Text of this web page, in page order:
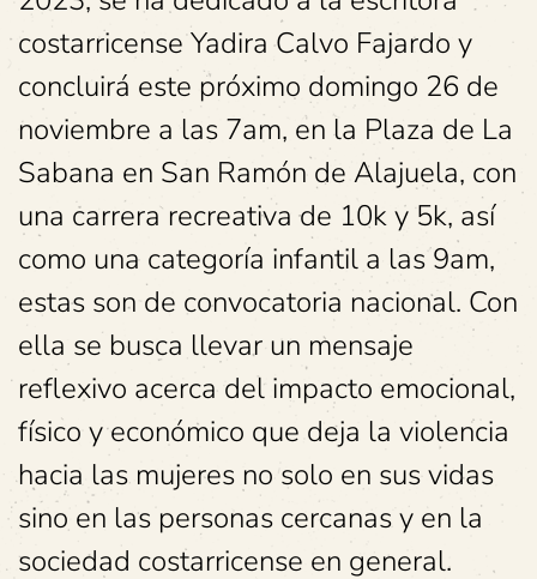
costarricense Yadira Calvo Fajardo y
concluirá este próximo domingo 26 de
noviembre a las 7am, en la Plaza de La
Sabana en San Ramón de Alajuela, con
una carrera recreativa de 10k y 5k, así
como una categoría infantil a las 9am,
estas son de convocatoria nacional. Con
ella se busca llevar un mensaje
reflexivo acerca del impacto emocional,
físico y económico que deja la violencia
hacia las mujeres no solo en sus vidas
sino en las personas cercanas y en la
sociedad costarricense en general.